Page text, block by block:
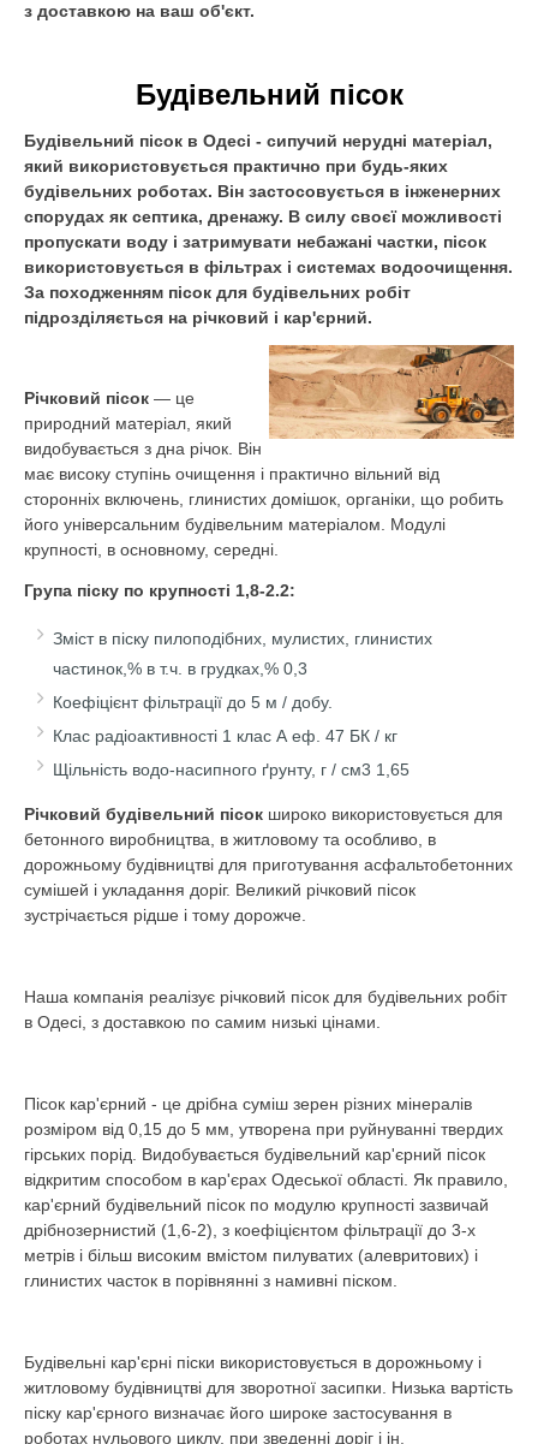
з доставкою на ваш об'єкт.
Будівельний пісок
Будівельний пісок в Одесі - сипучий нерудні матеріал,
який використовується практично при будь-яких
будівельних роботах. Він застосовується в інженерних
спорудах як септика, дренажу. В силу своєї можливості
пропускати воду і затримувати небажані частки, пісок
використовується в фільтрах і системах водоочищення.
За походженням пісок для будівельних робіт
підрозділяється на річковий і кар'єрний.
Річковий пісок — це
природний матеріал, який
видобувається з дна річок. Він
має високу ступінь очищення і практично вільний від
сторонніх включень, глинистих домішок, органіки, що робить
його універсальним будівельним матеріалом. Модулі
крупності, в основному, середні.
Група піску по крупності 1,8-2.2:
Зміст в піску пилоподібних, мулистих, глинистих
частинок,% в т.ч. в грудках,% 0,3
Коефіцієнт фільтрації до 5 м / добу.
Клас радіоактивності 1 клас А еф. 47 БК / кг
Щільність водо-насипного ґрунту, г / см3 1,65
Річковий будівельний пісок широко використовується для
бетонного виробництва, в житловому та особливо, в
дорожньому будівництві для приготування асфальтобетонних
сумішей і укладання доріг. Великий річковий пісок
зустрічається рідше і тому дорожче.
Наша компанія реалізує річковий пісок для будівельних робіт
в Одесі, з доставкою по самим низькі цінами.
Пісок кар'єрний - це дрібна суміш зерен різних мінералів
розміром від 0,15 до 5 мм, утворена при руйнуванні твердих
гірських порід. Видобувається будівельний кар'єрний пісок
відкритим способом в кар'єрах Одеської області. Як правило,
кар'єрний будівельний пісок по модулю крупності зазвичай
дрібнозернистий (1,6-2), з коефіцієнтом фільтрації до 3-х
метрів і більш високим вмістом пилуватих (алевритових) і
глинистих часток в порівнянні з намивні піском.
Будівельні кар'єрні піски використовується в дорожньому і
житловому будівництві для зворотної засипки. Низька вартість
піску кар'єрного визначає його широке застосування в
роботах нульового циклу, при зведенні доріг і ін.